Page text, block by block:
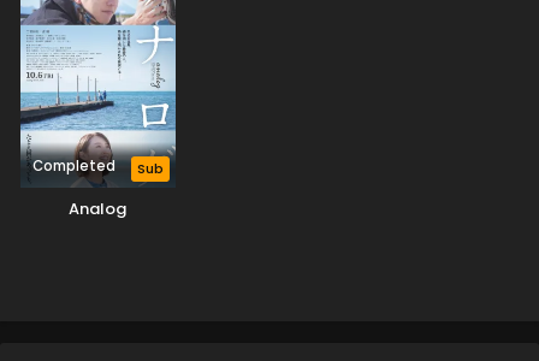
Completed Sub
Analog